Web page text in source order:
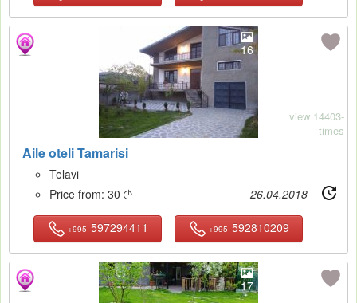
16
Aile oteli Tamarisi
view 14403-
times
Telavi
Price from: 30  26.04.2018
+995 597294411 +995 592810209
17